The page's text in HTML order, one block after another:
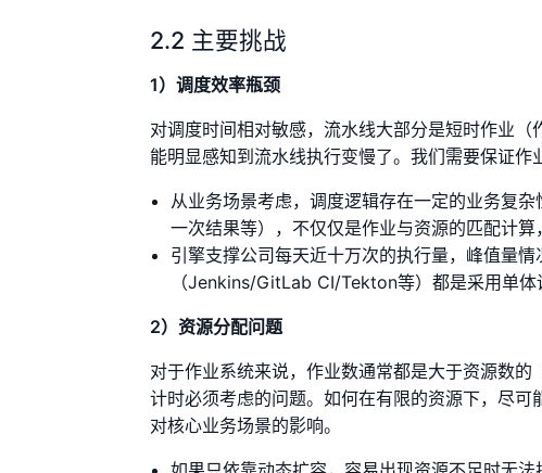
2.2 主要挑战
1）调度效率瓶颈
对调度时间相对敏感，流水线大部分是短时作业
能明显感知到流水线执行变慢了。我们需要保证作
从业务场景考虑，调度逻辑存在一定的业务复
一次结果等），不仅仅是作业与资源的匹配计算
引擎支撑公司每天近十万次的执行量，峰值量
（Jenkins/GitLab CI/Tekton等）都是采用单体
2）资源分配问题
对于作业系统来说，作业数通常都是大于资源数
计时必须考虑的问题。如何在有限的资源下，尽
对核心业务场景的影响。